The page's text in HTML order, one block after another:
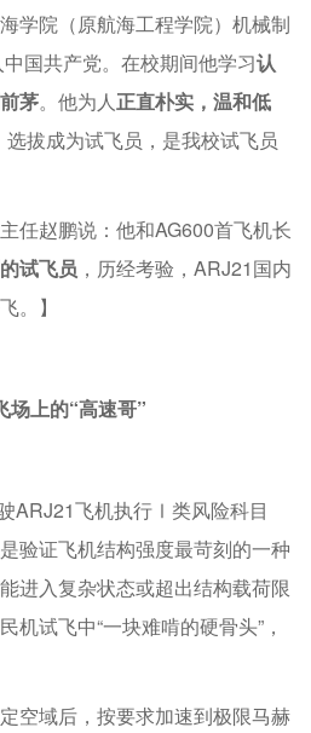
学院（原航海工程学院）机械制
国共产党。在校期间他学习认
茅。他为人 正直朴实，温和低
选拔成为试飞员，是我校试飞员
任赵鹏说：他和AG600首飞机长
试飞员 ，历经考验，ARJ21国内
。】
场上的“高速哥”
ARJ21飞机执行Ⅰ类风险科目
证飞机结构强度最苛刻的一种
进入复杂状态或超出结构载荷限
机试飞中“一块难啃的硬骨头”，
空域后，按要求加速到极限马赫